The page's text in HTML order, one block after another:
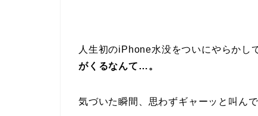
人生初のiPhone水没をついにやらか
がくるなんて…。
気づいた瞬間、思わずギャーッと叫ん